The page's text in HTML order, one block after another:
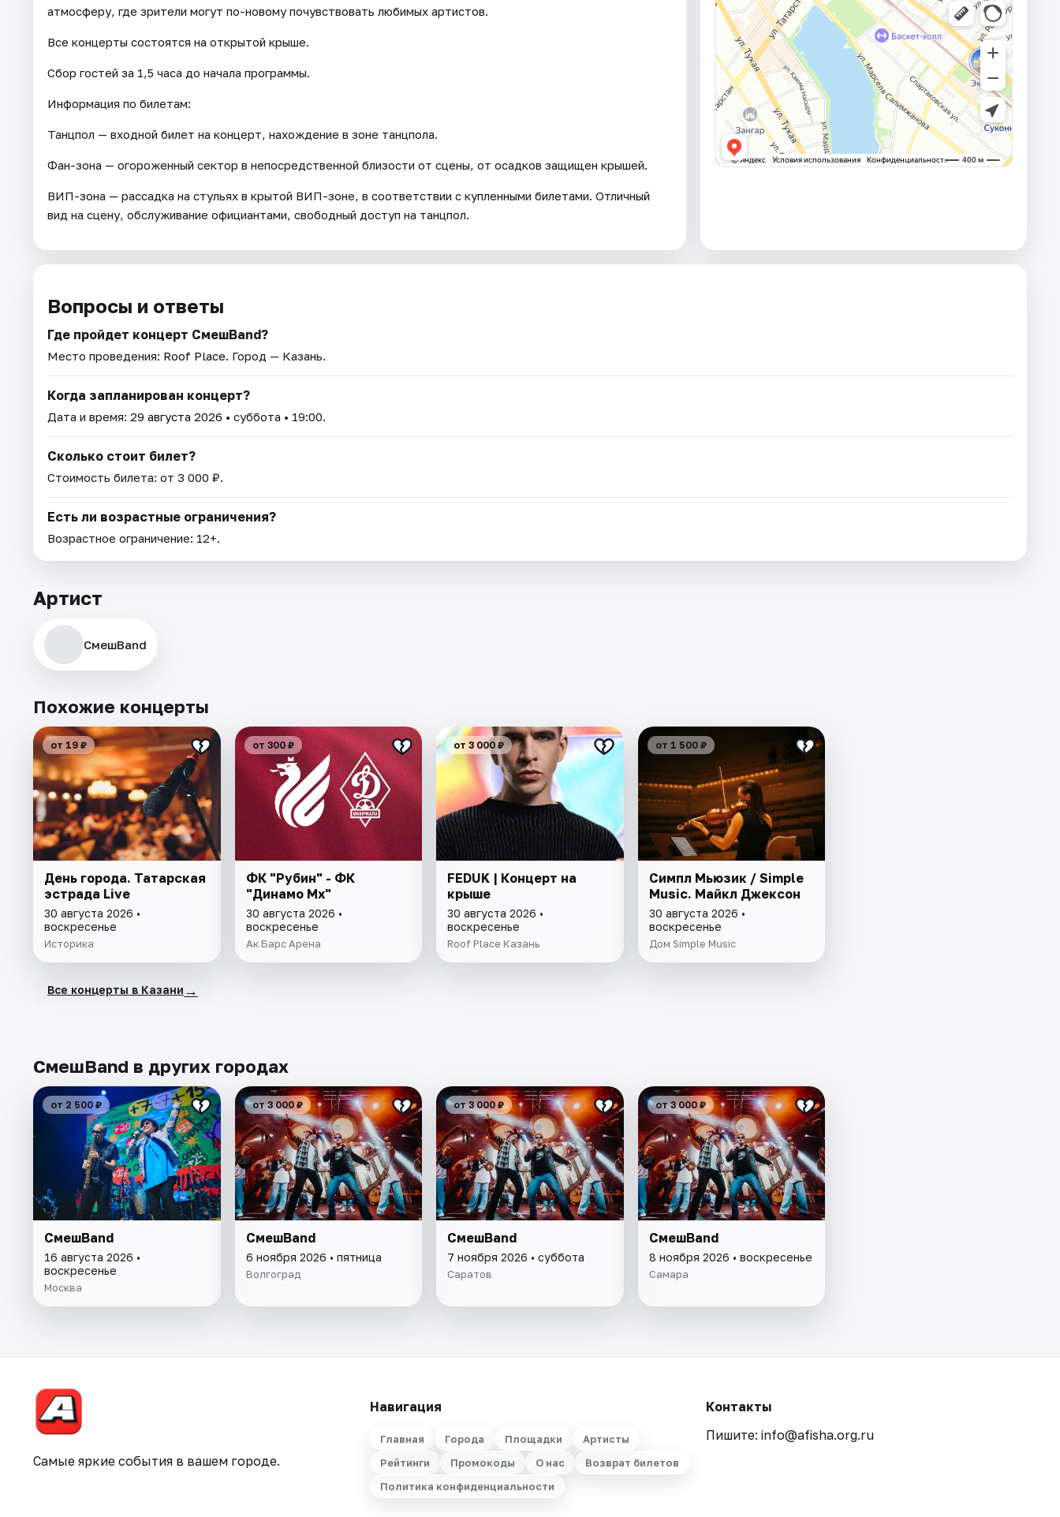
атмосферу, где зрители могут по-новому почувствовать любимых артистов.
Все концерты состоятся на открытой крыше.
Сбор гостей за 1,5 часа до начала программы.
Информация по билетам:
Танцпол — входной билет на концерт, нахождение в зоне танцпола.
Фан-зона — огороженный сектор в непосредственной близости от сцены, от осадков защищен крышей.
ВИП-зона — рассадка на стульях в крытой ВИП-зоне, в соответствии с купленными билетами. Отличный
вид на сцену, обслуживание официантами, свободный доступ на танцпол.
Вопросы и ответы
Где пройдет концерт СмешBand?
Место проведения: Roof Place. Город — Казань.
Когда запланирован концерт?
Дата и время: 29 августа 2026 • суббота • 19:00.
Сколько стоит билет?
Стоимость билета: от 3 000 ₽.
Есть ли возрастные ограничения?
Возрастное ограничение: 12+.
Артист
СмешBand
Похожие концерты
от 19 ₽
День города. Татарская
эстрада Live
30 августа 2026 •
воскресенье
Историка
от 300 ₽
ФК "Рубин" - ФК
"Динамо Мх"
30 августа 2026 •
воскресенье
Ак Барс Арена
от 3 000 ₽
FEDUK | Концерт на
крыше
30 августа 2026 •
воскресенье
Roof Place Казань
от 1 500 ₽
Симпл Мьюзик / Simple
Music. Майкл Джексон
30 августа 2026 •
воскресенье
Дом Simple Music
Все концерты в Казани →
СмешBand в других городах
от 2 500 ₽
СмешBand
16 августа 2026 •
воскресенье
Москва
от 3 000 ₽
СмешBand
6 ноября 2026 • пятница
Волгоград
от 3 000 ₽
СмешBand
7 ноября 2026 • суббота
Саратов
от 3 000 ₽
СмешBand
8 ноября 2026 • воскресенье
Самара
Самые яркие события в вашем городе.
Навигация
Главная Города Площадки
Артисты
Рейтинги
Промокоды О нас
Возврат билетов
Политика конфиденциальности
Контакты
Пишите: info@afisha.org.ru